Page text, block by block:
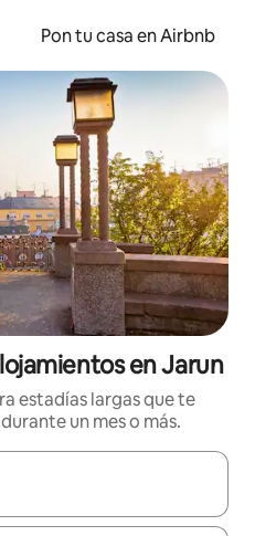
Pon tu casa en Airbnb
en Jarun
estadías largas que te
un mes o más.
disponibles, navega con las